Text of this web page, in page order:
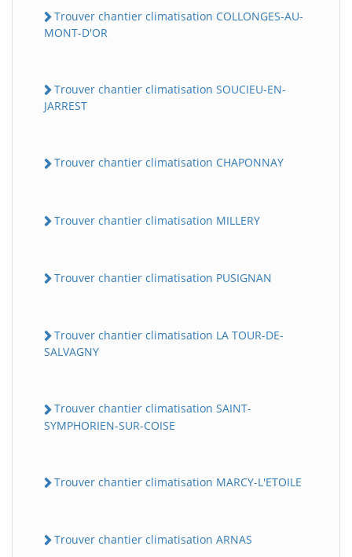
Trouver chantier climatisation COLLONGES-AU-
MONT-D'OR
Trouver chantier climatisation SOUCIEU-EN-
JARREST
Trouver chantier climatisation CHAPONNAY
Trouver chantier climatisation MILLERY
Trouver chantier climatisation PUSIGNAN
Trouver chantier climatisation LA TOUR-DE-
SALVAGNY
Trouver chantier climatisation SAINT-
SYMPHORIEN-SUR-COISE
Trouver chantier climatisation MARCY-L'ETOILE
Trouver chantier climatisation ARNAS